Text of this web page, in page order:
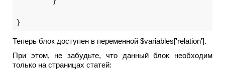
}
Теперь блок доступен в переменной $variables['relation'].
При этом, не забудьте, что данный блок необходим
только на страницах статей: